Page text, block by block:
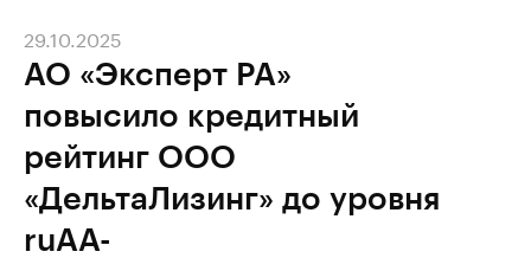
АО «Эксперт РА»
повысило кредитный
рейтинг ООО
«ДельтаЛизинг» до уровня
ruAA-
29.10.2025